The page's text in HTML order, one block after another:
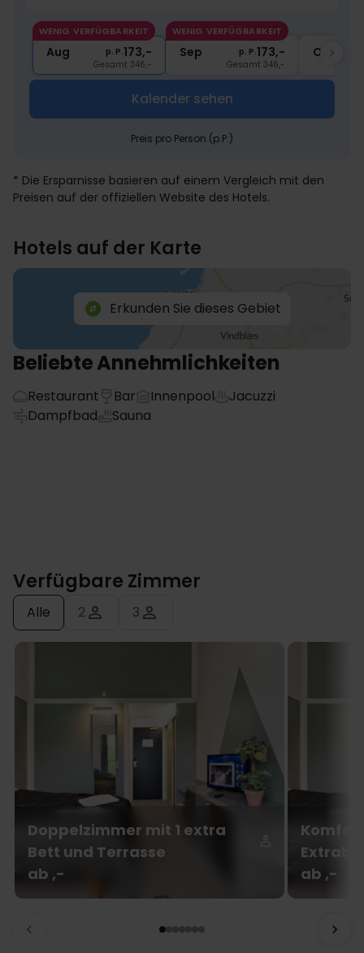
WENIG VERFÜGBARKEIT
Aug p. P.173,-
Gesamt 346,-
WENIG VERFÜGBARKEIT
Sep p. P.173,-
Gesamt 346,-
Okt
Kalender sehen
Preis pro Person (p.P.)
* Die Ersparnisse basieren auf einem Vergleich mit den
Preisen auf der offiziellen Website des Hotels.
Hotels auf der Karte
Erkunden Sie dieses Gebiet
Beliebte Annehmlichkeiten
Restaurant Bar Innenpool
Jacuzzi
Dampfbad
Sauna
Verfügbare Zimmer
Alle 2 3
Doppelzimmer mit 1 extra
Bett und Terrasse
ab ,-
ab ,-